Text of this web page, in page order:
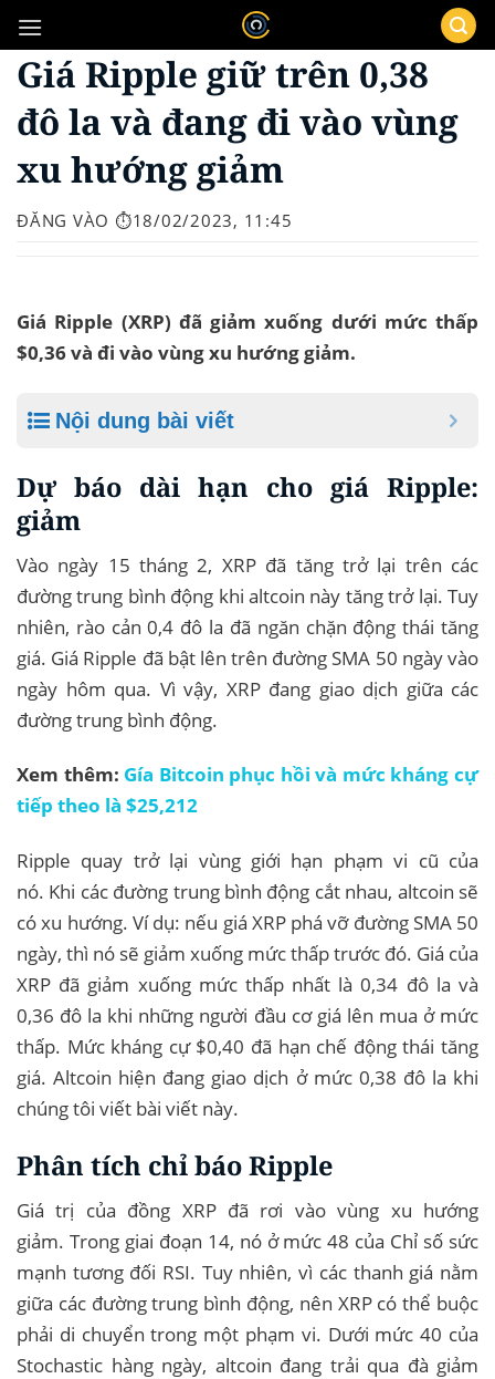
qua
nội
dung
Giá Ripple giữ trên 0,38
đô la và đang đi vào vùng
xu hướng giảm
ĐĂNG VÀO ⏱️18/02/2023, 11:45
Giá Ripple (XRP) đã giảm xuống dưới mức thấp
$0,36 và đi vào vùng xu hướng giảm.
Nội dung bài viết
Dự báo dài hạn cho giá Ripple:
giảm
Vào ngày 15 tháng 2, XRP đã tăng trở lại trên các
đường trung bình động khi altcoin này tăng trở lại. Tuy
nhiên, rào cản 0,4 đô la đã ngăn chặn động thái tăng
giá. Giá Ripple đã bật lên trên đường SMA 50 ngày vào
ngày hôm qua. Vì vậy, XRP đang giao dịch giữa các
đường trung bình động.
Xem thêm: Gía Bitcoin phục hồi và mức kháng cự
tiếp theo là $25,212
Ripple quay trở lại vùng giới hạn phạm vi cũ của
nó. Khi các đường trung bình động cắt nhau, altcoin sẽ
có xu hướng. Ví dụ: nếu giá XRP phá vỡ đường SMA 50
ngày, thì nó sẽ giảm xuống mức thấp trước đó. Giá của
XRP đã giảm xuống mức thấp nhất là 0,34 đô la và
0,36 đô la khi những người đầu cơ giá lên mua ở mức
thấp. Mức kháng cự $0,40 đã hạn chế động thái tăng
giá. Altcoin hiện đang giao dịch ở mức 0,38 đô la khi
chúng tôi viết bài viết này.
Phân tích chỉ báo Ripple
Giá trị của đồng XRP đã rơi vào vùng xu hướng
giảm. Trong giai đoạn 14, nó ở mức 48 của Chỉ số sức
mạnh tương đối RSI. Tuy nhiên, vì các thanh giá nằm
giữa các đường trung bình động, nên XRP có thể buộc
phải di chuyển trong một phạm vi. Dưới mức 40 của
Stochastic hàng ngày, altcoin đang trải qua đà giảm